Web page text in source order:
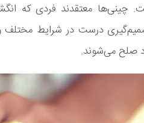
چینی‌ها معتقدند فردی که
درست در شرایط
صلح می‌شوند.